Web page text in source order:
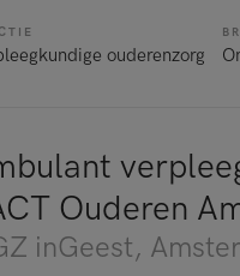
ouderenzorg
Ouderen
inGeest,